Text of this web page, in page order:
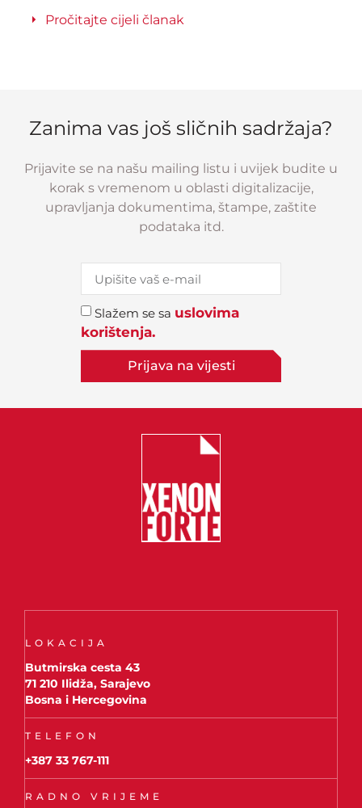
Pročitajte cijeli članak
Zanima vas još sličnih sadržaja?
Prijavite se na našu mailing listu i uvijek budite u
korak s vremenom u oblasti digitalizacije,
upravljanja dokumentima, štampe, zaštite
podataka itd.
Slažem se sa uslovima
korištenja.
Prijava na vijesti
LOKACIJA
Butmirska cesta 43
71 210 Ilidža, Sarajevo
Bosna i Hercegovina
TELEFON
+387 33 767-111
RADNO VRIJEME